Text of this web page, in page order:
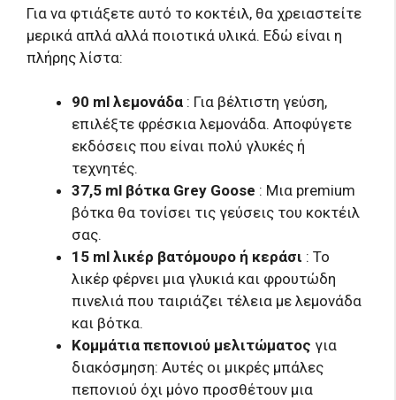
Για να φτιάξετε αυτό το κοκτέιλ, θα χρειαστείτε
μερικά απλά αλλά ποιοτικά υλικά. Εδώ είναι η
πλήρης λίστα:
90 ml λεμονάδα : Για βέλτιστη γεύση,
επιλέξτε φρέσκια λεμονάδα. Αποφύγετε
εκδόσεις που είναι πολύ γλυκές ή
τεχνητές.
37,5 ml βότκα Grey Goose : Μια premium
βότκα θα τονίσει τις γεύσεις του κοκτέιλ
σας.
15 ml λικέρ βατόμουρο ή κεράσι : Το
λικέρ φέρνει μια γλυκιά και φρουτώδη
πινελιά που ταιριάζει τέλεια με λεμονάδα
και βότκα.
Κομμάτια πεπονιού μελιτώματος για
διακόσμηση: Αυτές οι μικρές μπάλες
πεπονιού όχι μόνο προσθέτουν μια